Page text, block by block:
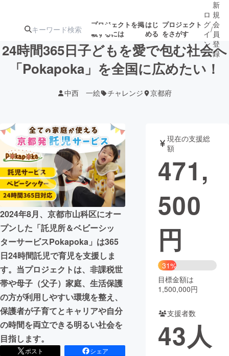
プロジェクトを掲
載するには
はじ
める
プロジェクト
をさがす
注目のリ
ターン
ジェクト
募集終了が近いプ
ロジェクト
アート・写真 音楽
テクノロジー・ガジェット ゲーム・サ
映像・映画
ビジネス・起業
まちづくり・地域活性化
CAMPFIRE for Social Good
CAMPFIRE Creation
CAMPFIREふるさと納税
コミュニティ
ロ
グ
イ
ン
/
新
規
会
員
登
録
24時間365日子どもを愛で包む社会へ
「Pokapoka」を全国に広めたい！
中西 一絵 チャレンジ 京都府
2024年8月、京都市山科区にオー
プンした「託児所＆ベビーシッ
ターサービスPokapoka」は365
日24時間託児で育児を支援しま
す。当プロジェクトは、非課税世
帯や母子（父子）家庭、生活保護
の方が利用しやすい環境を整え、
保護者が子育てとキャリアや自分
の時間を両立できる明るい社会を
目指します。
ポスト
シェア
現在の支援総
額
471,
500
円
31%
目標金額は
1,500,000円
支援者数
43人